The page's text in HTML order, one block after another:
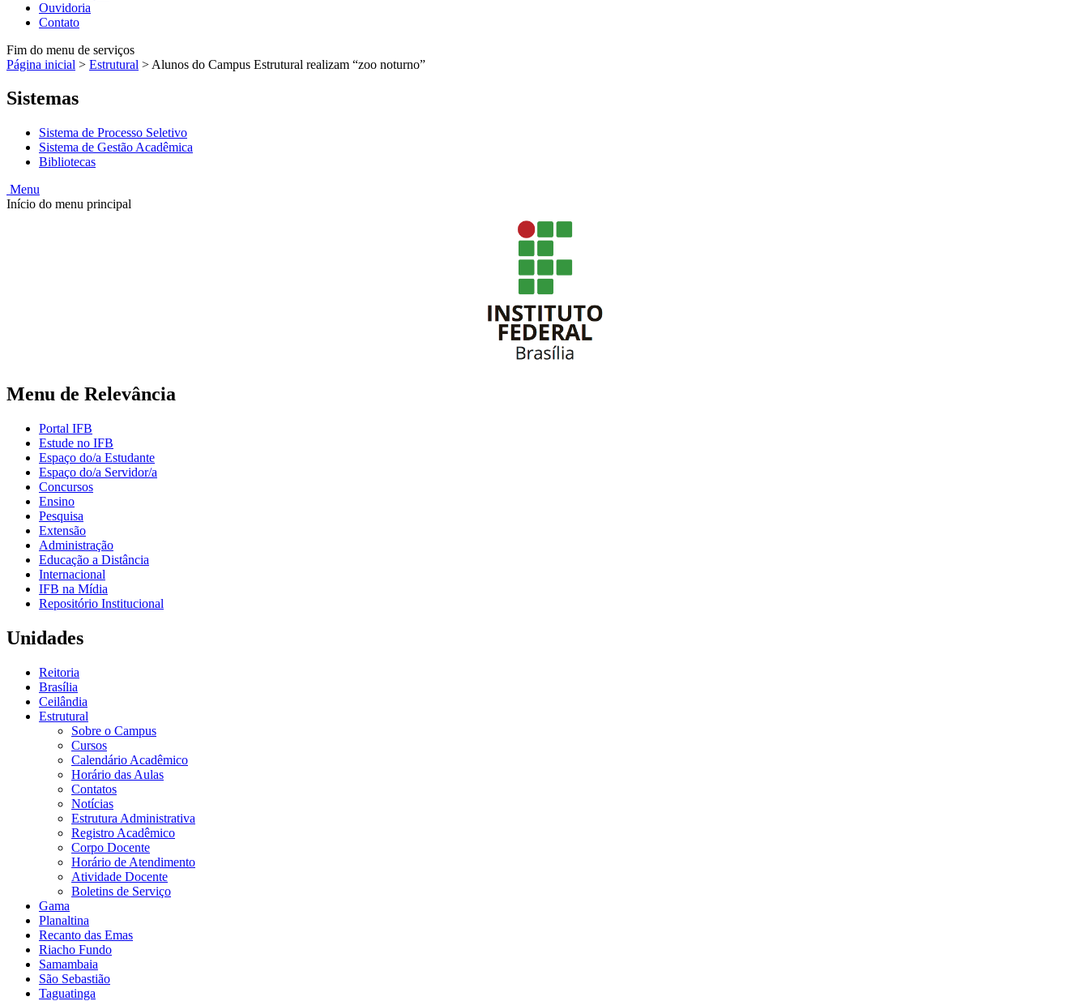
Ouvidoria
Contato
Fim do menu de serviços
Página inicial > Estrutural > Alunos do Campus Estrutural realizam “zoo noturno”
Sistemas
Sistema de Processo Seletivo
Sistema de Gestão Acadêmica
Bibliotecas
Menu
Início do menu principal
Menu de Relevância
Portal IFB
Estude no IFB
Espaço do/a Estudante
Espaço do/a Servidor/a
Concursos
Ensino
Pesquisa
Extensão
Administração
Educação a Distância
Internacional
IFB na Mídia
Repositório Institucional
Unidades
Reitoria
Brasília
Ceilândia
Estrutural
Sobre o Campus
Cursos
Calendário Acadêmico
Horário das Aulas
Contatos
Notícias
Estrutura Administrativa
Registro Acadêmico
Corpo Docente
Horário de Atendimento
Atividade Docente
Boletins de Serviço
Gama
Planaltina
Recanto das Emas
Riacho Fundo
Samambaia
São Sebastião
Taguatinga